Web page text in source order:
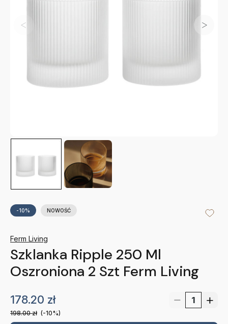
-10% NOWOŚĆ
Ferm Living
Szklanka Ripple 250 Ml
Oszroniona 2 Szt Ferm Living
178.20 zł
198.00zł (-10%)